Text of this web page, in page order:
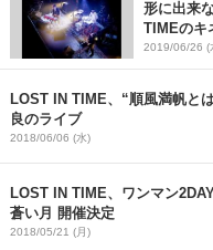
形に出来
TIMEのキ
2019/06/26 (
LOST IN TIME、“順風満帆と
良のライブ
2018/06/06 (水)
LOST IN TIME、ワンマン
蒼い月 開催決定
2018/05/21 (月)